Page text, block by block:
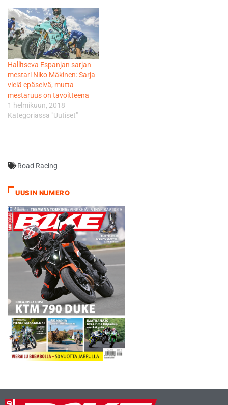
Hallitseva Espanjan sarjan
mestari Niko Mäkinen: Sarja
vielä epäselvä, mutta
mestaruus on tavoitteena
1 helmikuun, 2018
Kategoriassa "Uutiset"
Road Racing
UUSIN NUMERO